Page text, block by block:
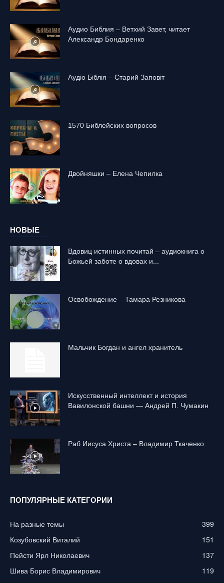
Аудио Библия – Ветхий Завет, читает
Александр Бондаренко
Аудіо Біблія – Старий Заповіт
1570 Библейских вопросов
Двойняшки – Елена Чепилка
НОВЫЕ
Вдовиц истинных почитай – аудиокнига о
Божьей заботе о вдовах и...
Освобождение – Тамара Резникова
Mальчик Богдан и ангел хранитель
Искусственный интеллект и история
Вавилонской башни — Андрей П. Чумакин
Раб Иисуса Христа – Владимир Ткаченко
ПОПУЛЯРНЫЕ КАТЕГОРИИ
На разные темы
399
Козубовский Виталий
151
Пейсти Ярл Николаевич
137
Шива Борис Владимирович
119